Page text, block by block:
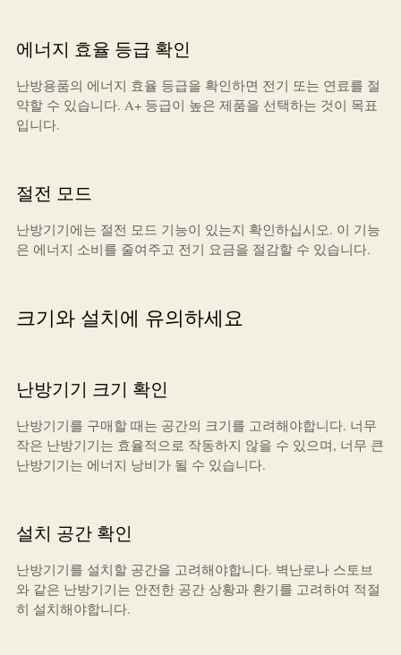
에너지 효율 등급 확인
난방용품의 에너지 효율 등급을 확인하면 전기 또는 연료를 절
약할 수 있습니다. A+ 등급이 높은 제품을 선택하는 것이 목표
입니다.
절전 모드
난방기기에는 절전 모드 기능이 있는지 확인하십시오. 이 기능
은 에너지 소비를 줄여주고 전기 요금을 절감할 수 있습니다.
크기와 설치에 유의하세요
난방기기 크기 확인
난방기기를 구매할 때는 공간의 크기를 고려해야합니다. 너무
작은 난방기기는 효율적으로 작동하지 않을 수 있으며, 너무 큰
난방기기는 에너지 낭비가 될 수 있습니다.
설치 공간 확인
난방기기를 설치할 공간을 고려해야합니다. 벽난로나 스토브
와 같은 난방기기는 안전한 공간 상황과 환기를 고려하여 적절
히 설치해야합니다.